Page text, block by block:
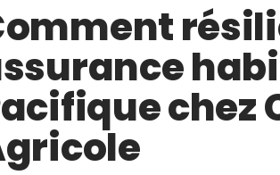
chez